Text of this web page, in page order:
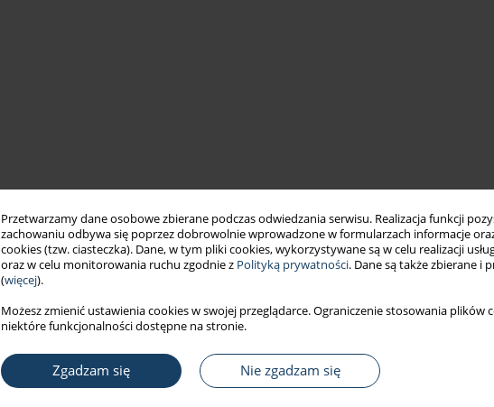
Przetwarzamy dane osobowe zbierane podczas odwiedzania serwisu. Realizacja funkcji
zachowaniu odbywa się poprzez dobrowolnie wprowadzone w formularzach informacje
cookies (tzw. ciasteczka). Dane, w tym pliki cookies, wykorzystywane są w celu realizacji
oraz w celu monitorowania ruchu zgodnie z Polityką prywatności. Dane są także zbierane i
(więcej).
Możesz zmienić ustawienia cookies w swojej przeglądarce. Ograniczenie stosowania
niektóre funkcjonalności dostępne na stronie.
Zgadzam się Nie zgadzam się